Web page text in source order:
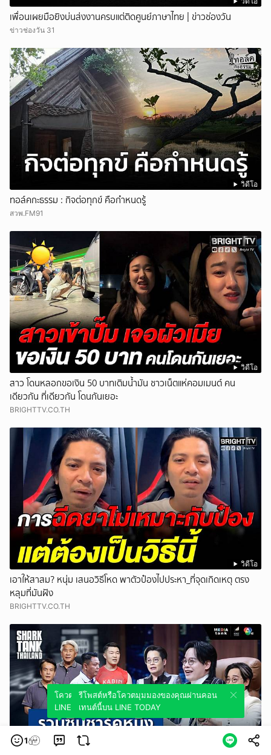
เพื่อนเผยมือยิงบ่นส่งงานครบแต่ติดศูนย์ภาษาไทย | ข่าวช่องวัน
ข่าวช่องวัน 31
วิดีโอ
ทอล์คกะธรรม : กิจต่อทุกข์ คือกำหนดรู้
สวพ.FM91
วิดีโอ
สาว โดนหลอกขอเงิน 50 บาทเติมน้ำมัน ชาวเน็ตแห่คอมเมนต์ คน
เดียวกัน ที่เดียวกัน โดนกันเยอะ
BRIGHTTV.CO.TH
วิดีโอ
เอาให้สาสม? หนุ่ม เสนอวิธีโหด พาตัวป๋องไปประหา_ที่จุดเกิดเหตุ ตรง
หลุมที่มันฝัง
BRIGHTTV.CO.TH
1
โควตมุมมองของคุณผ่านคอนเทนต์นี้บน
LINE TODAY
รีโพสต์หรือโควตมุมมองของคุณผ่านคอน
เทนต์นี้บน LINE TODAY